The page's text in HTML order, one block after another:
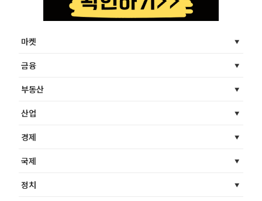
마켓
금융
부동산
산업
경제
국제
정치